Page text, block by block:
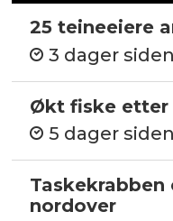
25 teineeiere
3 dager siden
Økt fiske etter
5 dager siden
nordover